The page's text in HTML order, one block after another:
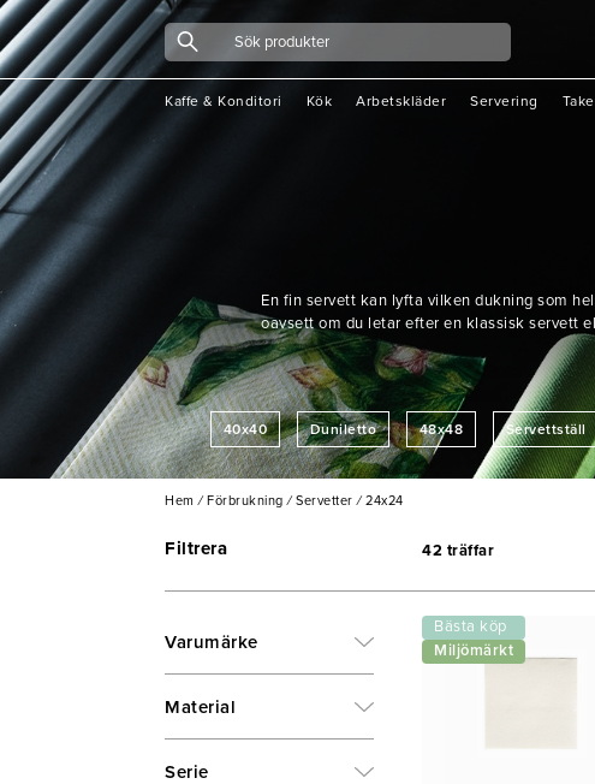
Kaffe & Konditori Kök Arbetskläder Servering
En fin servett kan lyfta vilken dukning som
oavsett om du letar efter en klassisk servett
40x40 Duniletto 48x48 Servettställ
Hem / Förbrukning / Servetter / 24x24
Filtrera
Varumärke
Material
Serie
42 träffar
Bästa köp
Miljömärkt